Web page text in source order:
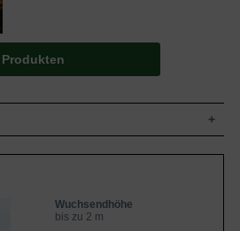
dichtbuschig und kompakt,
Wuchsendhöhe
bis zu 2 m